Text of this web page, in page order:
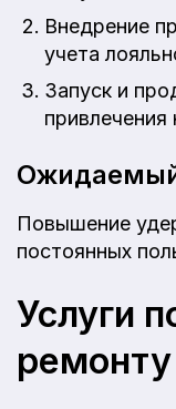
Внедрение
учета
Запуск и
привлечения
Ожидаемый
Повышение
постоянных
Услуги